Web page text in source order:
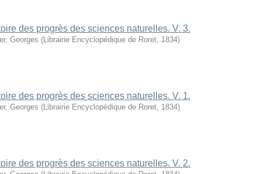
des progrès des sciences naturelles. V. 3.
Georges (Librairie Encyclopédique de Roret, 1834)
des progrès des sciences naturelles. V. 1.
Georges (Librairie Encyclopédique de Roret, 1834)
des progrès des sciences naturelles. V. 2.